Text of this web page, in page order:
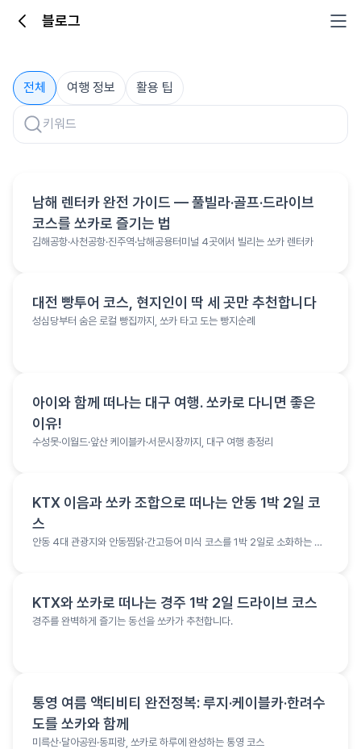
블로그
블로그
전체 여행 정보 활용 팁
여행 정보
남해 렌터카 완전 가이드 — 풀빌라·골프·드라이브
코스를 쏘카로 즐기는 법
김해공항·사천공항·진주역·남해공용터미널 4곳에서 빌리는 쏘카 렌터카
여행 정보
대전 빵투어 코스, 현지인이 딱 세 곳만 추천합니다
성심당부터 숨은 로컬 빵집까지, 쏘카 타고 도는 빵지순례
여행 정보
아이와 함께 떠나는 대구 여행. 쏘카로 다니면 좋은
이유!
수성못·이월드·앞산 케이블카·서문시장까지, 대구 여행 총정리
여행 정보
KTX 이음과 쏘카 조합으로 떠나는 안동 1박 2일 코
스
안동 4대 관광지와 안동찜닭·간고등어 미식 코스를 1박 2일로 소화하는 여
여행 정보
KTX와 쏘카로 떠나는 경주 1박 2일 드라이브 코스
경주를 완벽하게 즐기는 동선을 쏘카가 추천합니다.
여행 정보
통영 여름 액티비티 완전정복: 루지·케이블카·한려수
도를 쏘카와 함께
미륵산·달아공원·동피랑, 쏘카로 하루에 완성하는 통영 코스